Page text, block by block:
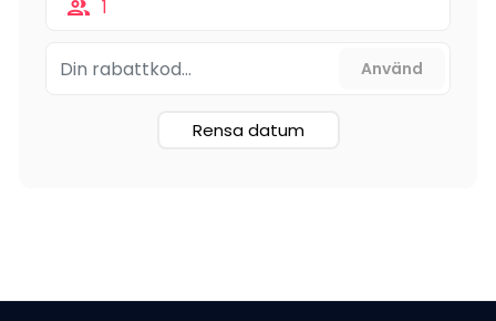
1
Rensa datum